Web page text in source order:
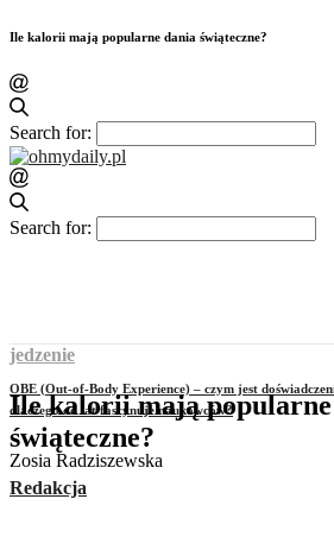
Ile kalorii mają popularne dania świąteczne?
Search for:
Search for:
OBE (Out-of-Body Experience) – czym jest
dlaczego od lat fascynuje naukowców?
Zosia Radziszewska
jedzenie
Ile kalorii mają
świąteczne?
Redakcja